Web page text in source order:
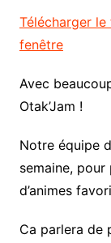
RSS FEED
SHARE
EMBED
Télécharger
fenêtre
Avec
Otak’Jam !
Notre équipe
semaine,
d’animes
Ca parlera de